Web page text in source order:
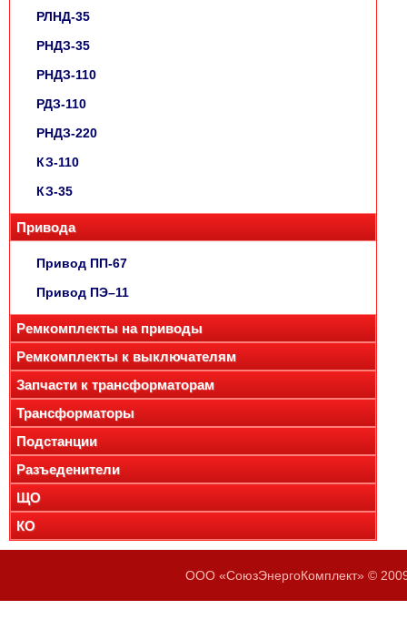
РЛНД-35
РНДЗ-35
РНДЗ-110
РДЗ-110
РНДЗ-220
КЗ-110
КЗ-35
Привода
Привод ПП-67
Привод ПЭ–11
Ремкомплекты на приводы
Ремкомплекты к выключателям
Запчасти к трансформаторам
Трансформаторы
Подстанции
Разъеденители
ЩО
КО
ООО «СоюзЭнергоКомплект» ©